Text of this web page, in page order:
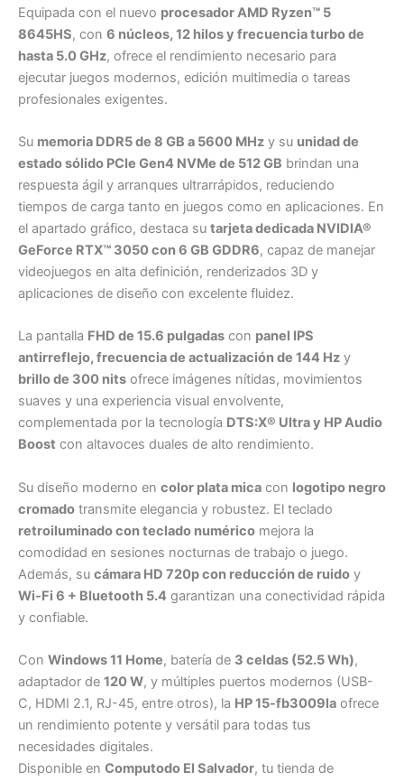
Equipada con el nuevo procesador AMD Ryzen™ 5
8645HS, con 6 núcleos, 12 hilos y frecuencia turbo de
hasta 5.0 GHz, ofrece el rendimiento necesario para
ejecutar juegos modernos, edición multimedia o tareas
profesionales exigentes.
Su memoria DDR5 de 8 GB a 5600 MHz y su unidad de
estado sólido PCIe Gen4 NVMe de 512 GB brindan una
respuesta ágil y arranques ultrarrápidos, reduciendo
tiempos de carga tanto en juegos como en aplicaciones. En
el apartado gráfico, destaca su tarjeta dedicada NVIDIA®
GeForce RTX™ 3050 con 6 GB GDDR6, capaz de manejar
videojuegos en alta definición, renderizados 3D y
aplicaciones de diseño con excelente fluidez.
La pantalla FHD de 15.6 pulgadas con panel IPS
antirreflejo, frecuencia de actualización de 144 Hz y
brillo de 300 nits ofrece imágenes nítidas, movimientos
suaves y una experiencia visual envolvente,
complementada por la tecnología DTS:X® Ultra y HP Audio
Boost con altavoces duales de alto rendimiento.
Su diseño moderno en color plata mica con logotipo negro
cromado transmite elegancia y robustez. El teclado
retroiluminado con teclado numérico mejora la
comodidad en sesiones nocturnas de trabajo o juego.
Además, su cámara HD 720p con reducción de ruido y
Wi-Fi 6 + Bluetooth 5.4 garantizan una conectividad rápida
y confiable.
Con Windows 11 Home, batería de 3 celdas (52.5 Wh),
adaptador de 120 W, y múltiples puertos modernos (USB-
C, HDMI 2.1, RJ-45, entre otros), la HP 15-fb3009la ofrece
un rendimiento potente y versátil para todas tus
necesidades digitales.
Disponible en Computodo El Salvador, tu tienda de